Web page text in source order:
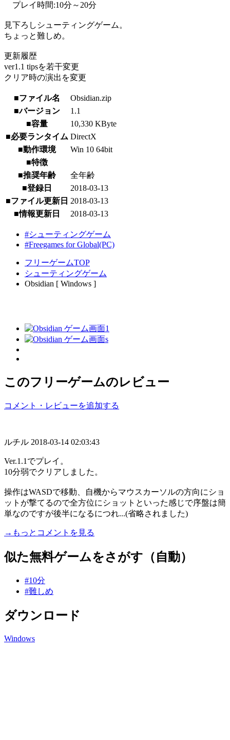
プレイ時間:10分～20分
見下ろしシューティングゲーム。
ちょっと難しめ。
更新履歴
ver1.1 tipsを若干変更
クリア時の演出を変更
■ファイル名
Obsidian.zip
■バージョン
1.1
■容量
10,330 KByte
■必要ランタイム DirectX
■動作環境
Win 10 64bit
■特徴
■推奨年齢
全年齢
■登録日
2018-03-13
■ファイル更新日 2018-03-13
■情報更新日
2018-03-13
#シューティングゲーム
#Freegames for Global(PC)
フリーゲームTOP
シューティングゲーム
Obsidian [ Windows ]
このフリーゲームのレビュー
コメント・レビューを追加する
ルチル 2018-03-14 02:03:43
Ver.1.1でプレイ。
10分弱でクリアしました。
操作はWASDで移動、自機からマウスカーソルの方向にショ
ットが撃てるので全方位にショットといった感じで序盤は簡
単なのですが後半になるにつれ...(省略されました)
→もっとコメントを見る
似た無料ゲームをさがす（自動）
#10分
#難しめ
ダウンロード
Windows